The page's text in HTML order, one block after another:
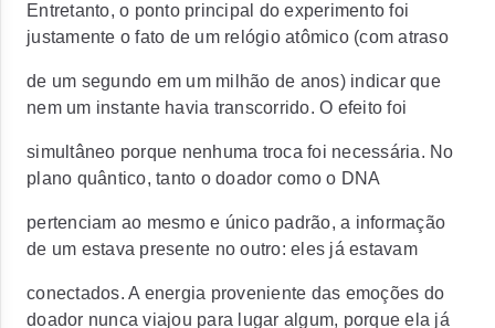
Entretanto, o ponto principal do experimento foi
justamente o fato de um relógio atômico (com atraso
de um segundo em um milhão de anos) indicar que
nem um instante havia transcorrido. O efeito foi
simultâneo porque nenhuma troca foi necessária. No
plano quântico, tanto o doador como o DNA
pertenciam ao mesmo e único padrão, a informação
de um estava presente no outro: eles já estavam
conectados. A energia proveniente das emoções do
doador nunca viajou para lugar algum, porque ela já